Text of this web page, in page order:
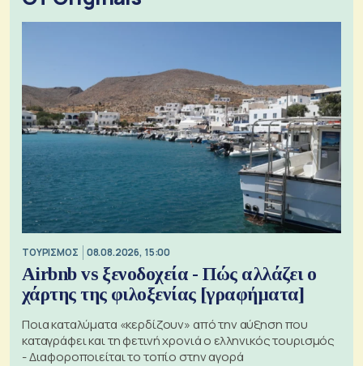
ΤΟΥΡΙΣΜΟΣ 08.08.2026, 15:00
Airbnb vs ξενοδοχεία - Πώς αλλάζει ο
χάρτης της φιλοξενίας [γραφήματα]
Ποια καταλύματα «κερδίζουν» από την αύξηση που
καταγράφει και τη φετινή χρονιά ο ελληνικός τουρισμός
- Διαφοροποιείται το τοπίο στην αγορά